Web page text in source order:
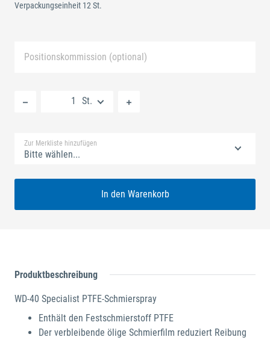
Verpackungseinheit 12 St.
Positionskommission (optional)
St.
Zur Merkliste hinzufügen
Bitte wählen...
In den Warenkorb
Produktbeschreibung
WD-40 Specialist PTFE-Schmierspray
Enthält den Festschmierstoff PTFE
Der verbleibende ölige Schmierfilm reduziert Reibung